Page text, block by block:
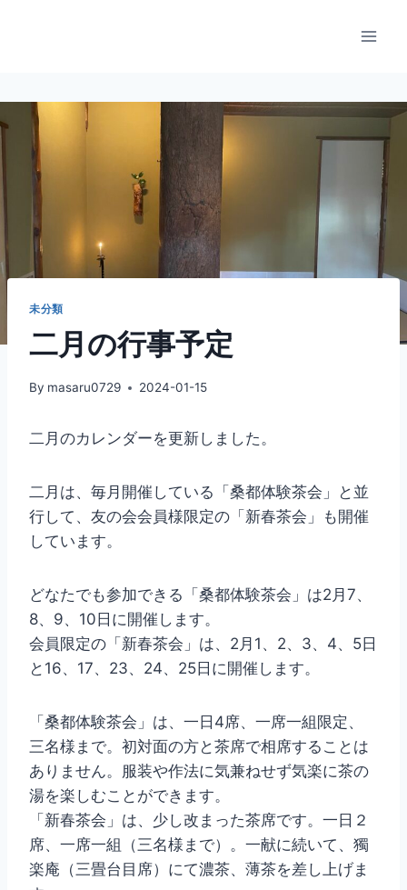
ッ
未分類
二月の行事予定
By masaru0729 2024-01-15
二月のカレンダーを更新しました。
二月は、毎月開催している「桑都体験茶会」と並
行して、友の会会員様限定の「新春茶会」も開催
しています。
どなたでも参加できる「桑都体験茶会」は2月7、
8、9、10日に開催します。
会員限定の「新春茶会」は、2月1、2、3、4、5日
と16、17、23、24、25日に開催します。
「桑都体験茶会」は、一日4席、一席一組限定、
三名様まで。初対面の方と茶席で相席することは
ありません。服装や作法に気兼ねせず気楽に茶の
湯を楽しむことができます。
「新春茶会」は、少し改まった茶席です。一日２
席、一席一組（三名様まで）。一献に続いて、獨
楽庵（三畳台目席）にて濃茶、薄茶を差し上げま